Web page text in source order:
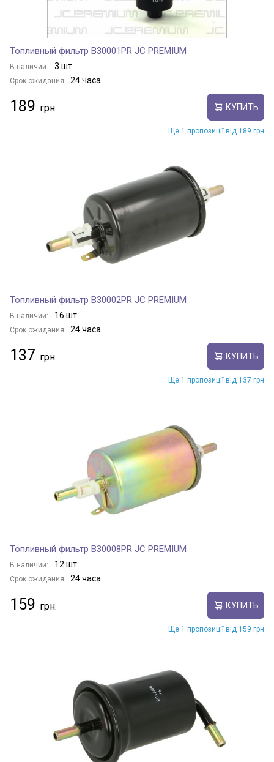
Топливный фильтр B30001PR JC PREMIUM
В наличии: 3 шт.
Срок ожидания: 24 часа
189 КУПИТЬ
Ще 1 пропозиції від 189 грн
Топливный фильтр B30002PR JC PREMIUM
В наличии: 16 шт.
Срок ожидания: 24 часа
137 КУПИТЬ
Ще 1 пропозиції від 137 грн
Топливный фильтр B30008PR JC PREMIUM
В наличии: 12 шт.
Срок ожидания: 24 часа
159 КУПИТЬ
Ще 1 пропозиції від 159 грн